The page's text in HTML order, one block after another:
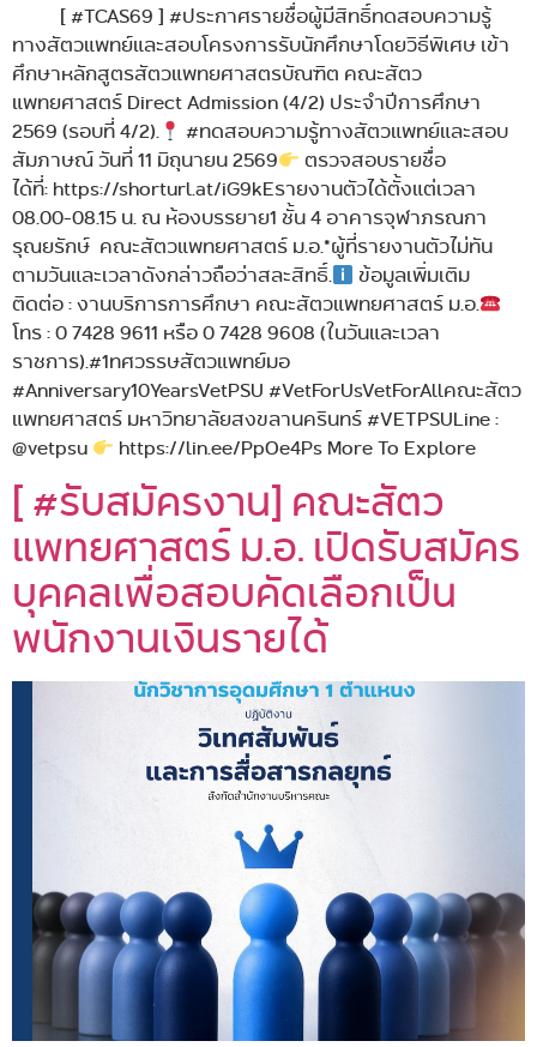
[ #TCAS69 ] #ประกาศรายชื่อผู้มีสิทธิ์ทดสอบความรู้
ทางสัตวแพทย์และสอบโครงการรับนักศึกษาโดยวิธีพิเศษ เข้า
ศึกษาหลักสูตรสัตวแพทยศาสตรบัณฑิต คณะสัตว
แพทยศาสตร์ Direct Admission (4/2) ประจำปีการศึกษา
2569 (รอบที่ 4/2).
#ทดสอบความรู้ทางสัตวแพทย์และสอบ
สัมภาษณ์ วันที่ 11 มิถุนายน 2569
ตรวจสอบรายชื่อ
ได้ที่: https://shorturl.at/iG9kEรายงานตัวได้ตั้งแต่เวลา
08.00-08.15 น. ณ ห้องบรรยาย1 ชั้น 4 อาคารจุฬาภรณกา
รุณยรักษ์ คณะสัตวแพทยศาสตร์ ม.อ.*ผู้ที่รายงานตัวไม่ทัน
ตามวันและเวลาดังกล่าวถือว่าสละสิทธิ์.
ข้อมูลเพิ่มเติม
ติดต่อ : งานบริการการศึกษา คณะสัตวแพทยศาสตร์ ม.อ.
โทร : 0 7428 9611 หรือ 0 7428 9608 (ในวันและเวลา
ราชการ).#1ทศวรรษสัตวแพทย์มอ
#Anniversary10YearsVetPSU #VetForUsVetForAllคณะสัตว
แพทยศาสตร์ มหาวิทยาลัยสงขลานครินทร์ #VETPSULine :
@vetpsu
https://lin.ee/PpOe4Ps More To Explore
[ #รับสมัครงาน] คณะสัตว
แพทยศาสตร์ ม.อ. เปิดรับสมัคร
บุคคลเพื่อสอบคัดเลือกเป็น
พนักงานเงินรายได้